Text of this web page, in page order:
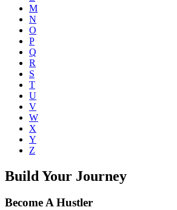
M
N
O
P
Q
R
S
T
U
V
W
X
Y
Z
Build Your Journey
Become A Hustler